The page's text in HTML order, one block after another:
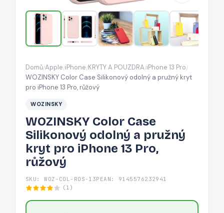
pružný
kryt
pro
iPhone
Pro,
Domů/Apple/iPhone/KRYTY A POUZDRA/iPhone 13 Pro/
WOZINSKY Color Case Silikonový odolný a pružný kryt
pro iPhone 13 Pro, růžový
WOZINSKY
WOZINSKY Color Case
Silikonový odolný a pružný
kryt pro iPhone 13 Pro,
růžový
SKU: WOZ-COL-ROS-13P EAN: 9145576232941
(1)